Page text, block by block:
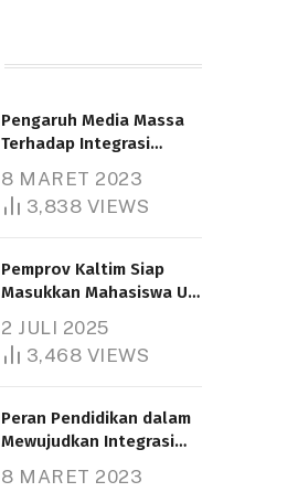
Pengaruh Media Massa
Terhadap Integrasi
8 MARET 2023
3,838 VIEWS
Pemprov Kaltim Siap
Masukkan Mahasiswa UT
Bantuan Pendidikan
Gratispol
2 JULI 2025
3,468 VIEWS
Peran Pendidikan dalam
Mewujudkan Integrasi
8 MARET 2023